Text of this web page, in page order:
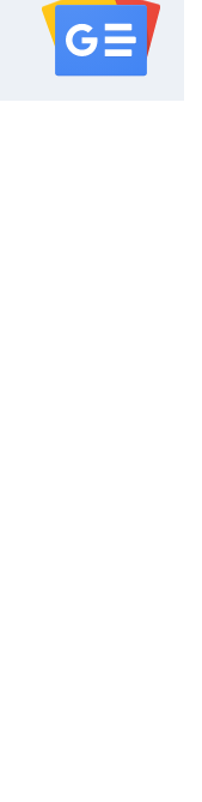
serwisu